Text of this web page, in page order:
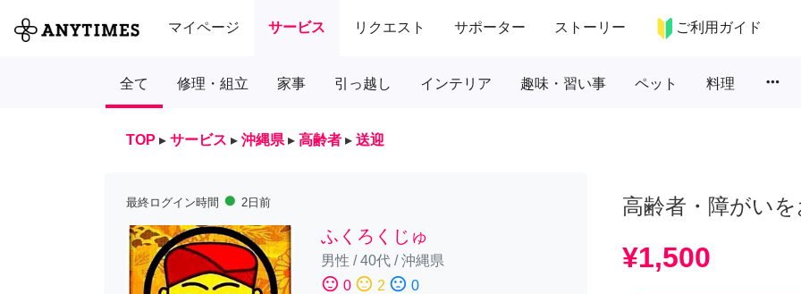
マイページ サービス リクエスト サポーター ストーリー ご利用ガイド
全て 修理・組立 家事 引っ越し インテリア 趣味・習い事 ペット 料理 more_horiz
TOP ▸ サービス ▸ 沖縄県 ▸ 高齢者 ▸ 送迎
最終ログイン時間 fiber_manual_record 2日前
ふくろくじゅ
男性 /40代/沖縄県
sentiment_satisfied 0 sentiment_neutral 2 sentiment_dissatisfied 0
高齢者・障がい
¥1,500